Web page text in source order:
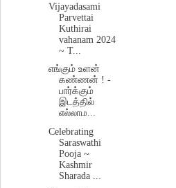
Vijayadasami
Parvettai
Kuthirai
vahanam 2024
~ T...
எங்கும் உளன்
கண்ணன் ! -
பார்க்கும்
இடத்தில்
எல்லாம...
Celebrating
Saraswathi
Pooja ~
Kashmir
Sharada ...